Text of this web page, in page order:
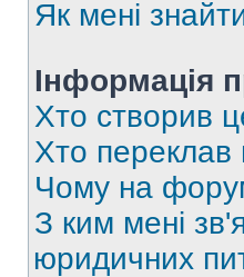
Як мені
Інформація
Хто створив
Хто переклав
Чому на
З ким мені
юридичних